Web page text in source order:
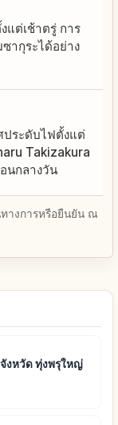
แต่เช้าตรู่ การ
ากุระได้อย่าง
ประดับไฟตั้งแต่
Takizakura
นกลางวัน
างการหรือยืนยัน ณ
งหวัด ทุ่งพรุใหญ่